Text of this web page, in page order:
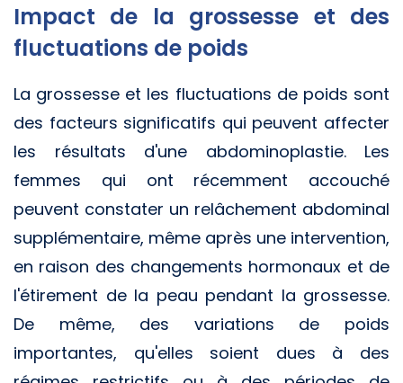
Impact de la grossesse et des
fluctuations de poids
La grossesse et les fluctuations de poids sont
des facteurs significatifs qui peuvent affecter
les résultats d'une abdominoplastie. Les
femmes qui ont récemment accouché
peuvent constater un relâchement abdominal
supplémentaire, même après une intervention,
en raison des changements hormonaux et de
l'étirement de la peau pendant la grossesse.
De même, des variations de poids
importantes, qu'elles soient dues à des